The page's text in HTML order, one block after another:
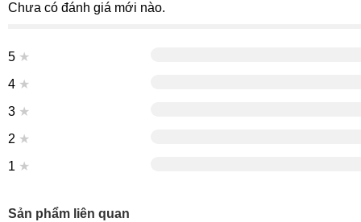
Chưa có đánh giá mới nào.
5 ★
4 ★
3 ★
2 ★
1 ★
Sản phẩm liên quan